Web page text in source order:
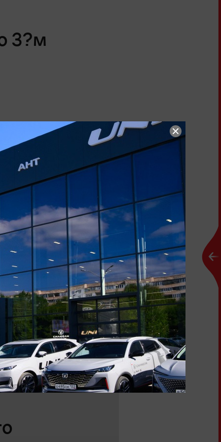
3?м
АНТ
Автоцентра АНТ по